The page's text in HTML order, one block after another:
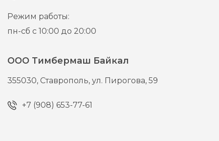
Режим работы:
пн-сб с 10:00 до 20:00
ООО Тимбермаш Байкал
355030, Ставрополь,ул. Пирогова, 59
+7 (908) 653-77-61